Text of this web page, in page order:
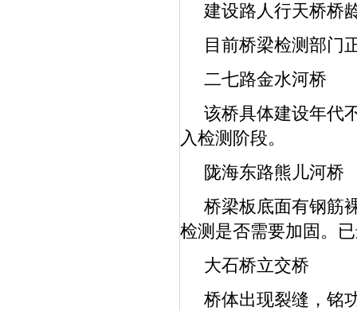
建设路人行天桥桥
目前桥梁检测部门
二七路金水河桥
该桥具体建设年代
入检测阶段。
陇海东路熊儿河桥
桥梁板底面有钢筋
检测是否需要加固。
大石桥立交桥
桥体出现裂缝，铭